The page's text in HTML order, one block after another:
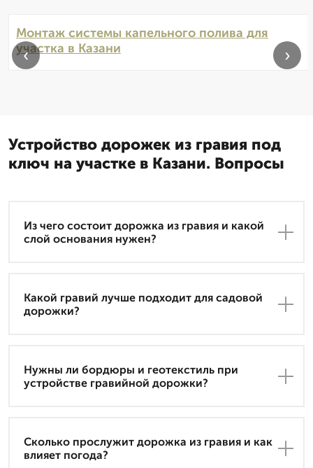
Монтаж системы капельного полива для
участка в Казани
‹ ›
Устройство дорожек из гравия под
ключ на участке в Казани. Вопросы
Из чего состоит дорожка из гравия и какой
слой основания нужен?
Какой гравий лучше подходит для садовой
дорожки?
Нужны ли бордюры и геотекстиль при
устройстве гравийной дорожки?
Сколько прослужит дорожка из гравия и как
влияет погода?